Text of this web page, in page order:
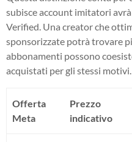
subisce account imitatori
Verified. Una creator che
sponsorizzate potrà trovare
abbonamenti possono
acquistati per gli stessi motivi.
Offerta
Meta
Prezzo
indicativo